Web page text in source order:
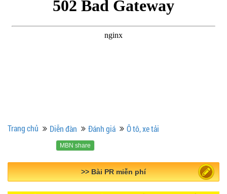
Trang chủ Diễn đàn Đánh giá Ô tô, xe tải
MBN share
>> Quảng cáo miễn phí